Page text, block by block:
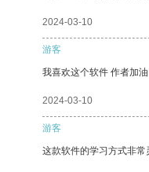
2024-03-10
游客
我喜欢这个软件 作者加油
2024-03-10
游客
这款软件的学习方式非常